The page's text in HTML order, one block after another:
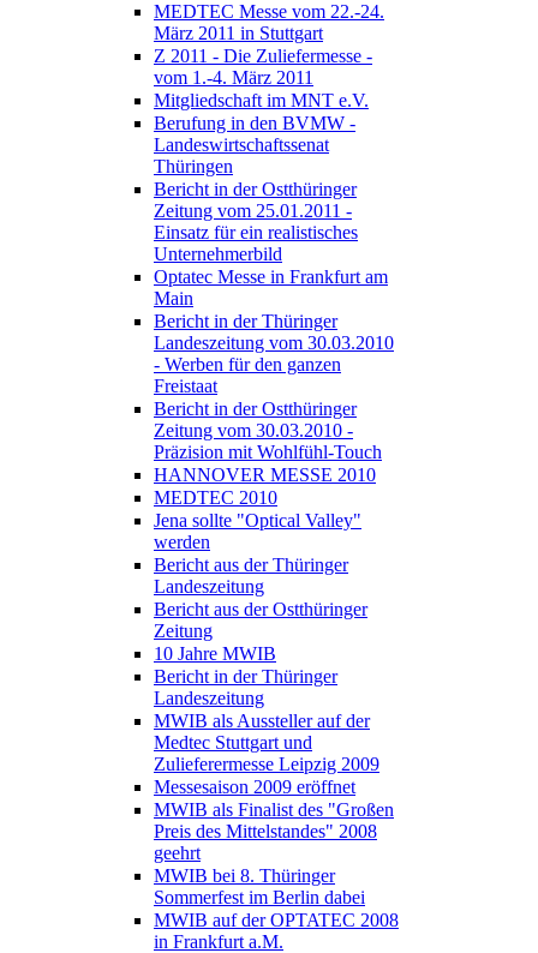
MEDTEC Messe vom 22.-24.
März 2011 in Stuttgart
Z 2011 - Die Zuliefermesse -
vom 1.-4. März 2011
Mitgliedschaft im MNT e.V.
Berufung in den BVMW -
Landeswirtschaftssenat
Thüringen
Bericht in der Ostthüringer
Zeitung vom 25.01.2011 -
Einsatz für ein realistisches
Unternehmerbild
Optatec Messe in Frankfurt am
Main
Bericht in der Thüringer
Landeszeitung vom 30.03.2010
- Werben für den ganzen
Freistaat
Bericht in der Ostthüringer
Zeitung vom 30.03.2010 -
Präzision mit Wohlfühl-Touch
HANNOVER MESSE 2010
MEDTEC 2010
Jena sollte "Optical Valley"
werden
Bericht aus der Thüringer
Landeszeitung
Bericht aus der Ostthüringer
Zeitung
10 Jahre MWIB
Bericht in der Thüringer
Landeszeitung
MWIB als Aussteller auf der
Medtec Stuttgart und
Zulieferermesse Leipzig 2009
Messesaison 2009 eröffnet
MWIB als Finalist des "Großen
Preis des Mittelstandes" 2008
geehrt
MWIB bei 8. Thüringer
Sommerfest im Berlin dabei
MWIB auf der OPTATEC 2008
in Frankfurt a.M.